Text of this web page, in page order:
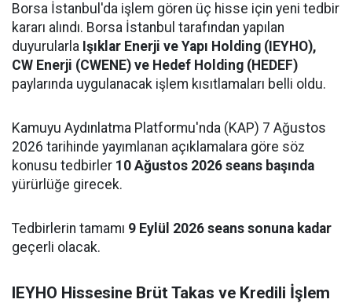
Borsa İstanbul'da işlem gören üç hisse için yeni tedbir
kararı alındı. Borsa İstanbul tarafından yapılan
duyurularla Işıklar Enerji ve Yapı Holding (IEYHO),
CW Enerji (CWENE) ve Hedef Holding (HEDEF)
paylarında uygulanacak işlem kısıtlamaları belli oldu.
Kamuyu Aydınlatma Platformu'nda (KAP) 7 Ağustos
2026 tarihinde yayımlanan açıklamalara göre söz
konusu tedbirler 10 Ağustos 2026 seans başında
yürürlüğe girecek.
Tedbirlerin tamamı 9 Eylül 2026 seans sonuna kadar
geçerli olacak.
IEYHO Hissesine Brüt Takas ve Kredili İşlem